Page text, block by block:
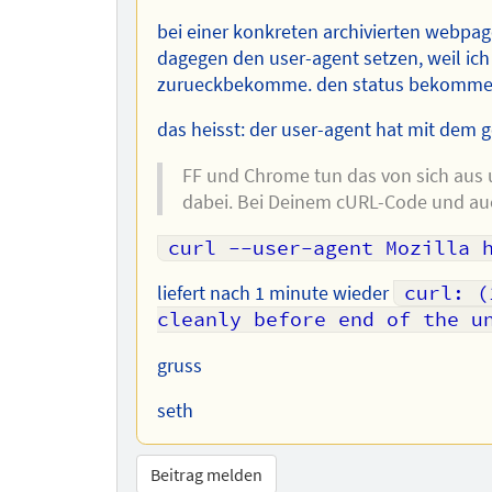
bei einer konkreten archivierten
dagegen den user-agent setzen, weil
zurueckbekomme. den status
das heisst: der user-agent hat mit dem
FF und Chrome tun das von sich
dabei. Bei Deinem cURL-Code und
curl --user-agent Mozilla
liefert nach 1 minute wieder
curl:
cleanly before end of the
gruss
seth
Beitrag melden